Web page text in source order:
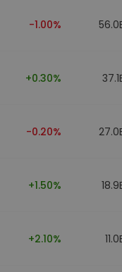
-1.00%
+0.30%
-0.20%
+1.50%
+2.10%